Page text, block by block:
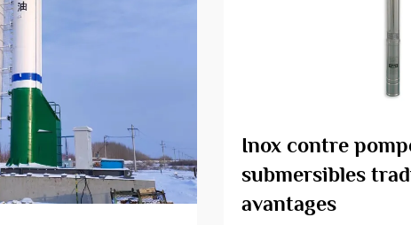
Inox contre
submersibles
avantages